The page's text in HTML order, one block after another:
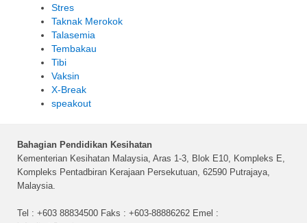
Stres
Taknak Merokok
Talasemia
Tembakau
Tibi
Vaksin
X-Break
speakout
Bahagian Pendidikan Kesihatan
Kementerian Kesihatan Malaysia, Aras 1-3, Blok E10, Kompleks E,
Kompleks Pentadbiran Kerajaan Persekutuan, 62590 Putrajaya,
Malaysia.
Tel : +603 88834500 Faks : +603-88886262 Emel :